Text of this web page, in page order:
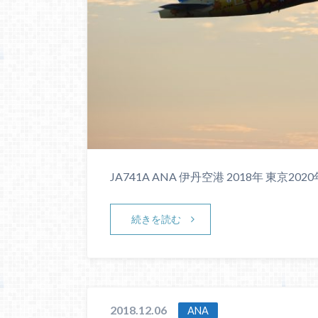
JA741A ANA 伊丹空港 2018年 東京2020
続きを読む
2018.12.06 ANA